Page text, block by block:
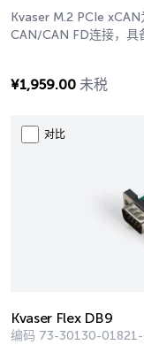
Kvaser M.2 PCIe
CAN/CAN FD连接，具
¥1,959.00 未税
对比
Kvaser Flex DB9
编码 73-30130-